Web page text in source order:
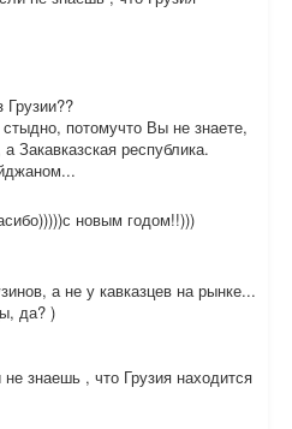
потомучто Вы не знаете,
Закавказская республика.
.
)))))с новым годом!!)))
а не у кавказцев на рынке...
да? )
знаешь , что Грузия находится